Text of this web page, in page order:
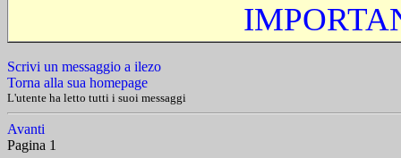
Scrivi un messaggio a ilezo
Torna alla sua homepage
L'utente ha letto tutti i suoi messaggi
Avanti
Pagina 1